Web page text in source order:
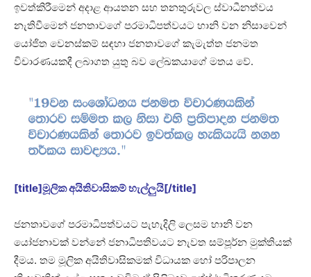
ඉවත්කිරීමෙන් අදාළ ආයතන සහ තනතුරුවල ස්වාධීනත්වය
නැතිවීමෙන් ජනතාවගේ පරමාධිපත්වයට හානි වන නිසාවෙන්
යෝජිත වෙනස්කම් සඳහා ජනතාවගේ කැමැත්ත ජනමත
විචාරණයකදී ලබාගත යුතු බව ලේඛකයාගේ මතය වේ.
[title]මූලික අයිතිවාසිකම් හැල්ලුයි[/title]
ජනතාවගේ පරමාධිපත්වයට පැහැදිලි ලෙසම හානි වන
යෝජනාවක් වන්නේ ජනාධිපතිවයට නැවත සම්පූර්න මුක්තියක්
දීමය. තම මූලික අයිතිවාසිකමක් විධායක හෝ පරිපාලන